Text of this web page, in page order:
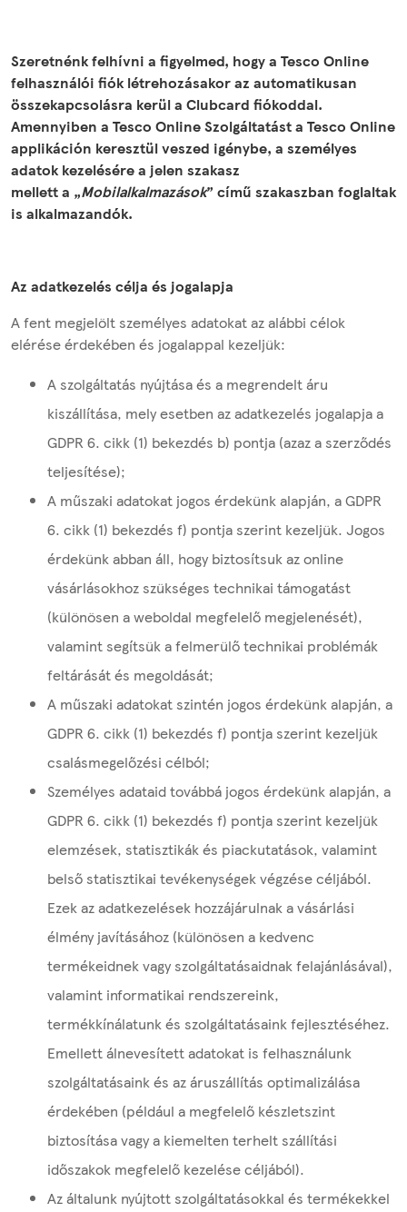
Szeretnénk felhívni a figyelmed, hogy a Tesco Online
felhasználói fiók létrehozásakor az automatikusan
összekapcsolásra kerül a Clubcard fiókoddal.
Amennyiben a Tesco Online Szolgáltatást a Tesco Online
applikáción keresztül veszed igénybe, a személyes
adatok kezelésére a jelen szakasz
mellett a „Mobilalkalmazások” című szakaszban foglaltak
is alkalmazandók.
Az adatkezelés célja és jogalapja
A fent megjelölt személyes adatokat az alábbi célok
elérése érdekében és jogalappal kezeljük:
A szolgáltatás nyújtása és a megrendelt áru
kiszállítása, mely esetben az adatkezelés jogalapja a
GDPR 6. cikk (1) bekezdés b) pontja (azaz a szerződés
teljesítése);
A műszaki adatokat jogos érdekünk alapján, a GDPR
6. cikk (1) bekezdés f) pontja szerint kezeljük. Jogos
érdekünk abban áll, hogy biztosítsuk az online
vásárlásokhoz szükséges technikai támogatást
(különösen a weboldal megfelelő megjelenését),
valamint segítsük a felmerülő technikai problémák
feltárását és megoldását;
A műszaki adatokat szintén jogos érdekünk alapján, a
GDPR 6. cikk (1) bekezdés f) pontja szerint kezeljük
csalásmegelőzési célból;
Személyes adataid továbbá jogos érdekünk alapján, a
GDPR 6. cikk (1) bekezdés f) pontja szerint kezeljük
elemzések, statisztikák és piackutatások, valamint
belső statisztikai tevékenységek végzése céljából.
Ezek az adatkezelések hozzájárulnak a vásárlási
élmény javításához (különösen a kedvenc
termékeidnek vagy szolgáltatásaidnak felajánlásával),
valamint informatikai rendszereink,
termékkínálatunk és szolgáltatásaink fejlesztéséhez.
Emellett álnevesített adatokat is felhasználunk
szolgáltatásaink és az áruszállítás optimalizálása
érdekében (például a megfelelő készletszint
biztosítása vagy a kiemelten terhelt szállítási
időszakok megfelelő kezelése céljából).
Az általunk nyújtott szolgáltatásokkal és termékekkel